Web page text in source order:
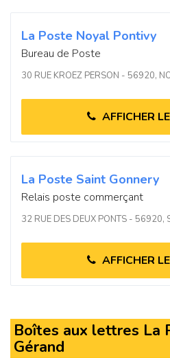
La Poste Noyal Pontivy
Bureau de Poste
30 RUE KROEZ PERSON - 56920,
AFFICHER
La Poste Saint Gonnery
Relais poste commerçant
32 RUE DES DEUX PONTS - 56920,
AFFICHER
Boîtes aux lettres La
Gérand